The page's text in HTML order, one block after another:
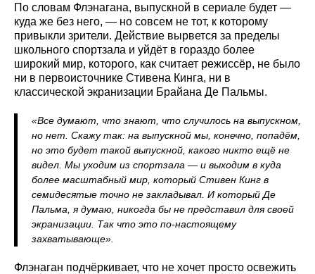
По словам Флэнагана, выпускной в сериале будет —
куда же без него, — но совсем не тот, к которому
привыкли зрители. Действие вырвется за пределы
школьного спортзала и уйдёт в гораздо более
широкий мир, которого, как считает режиссёр, не было
ни в первоисточнике Стивена Кинга, ни в
классической экранизации Брайана Де Пальмы.
«Все думают, что знают, что случилось на выпускном,
но нет. Скажу так: на выпускной мы, конечно, попадём,
но это будет такой выпускной, какого никто ещё не
видел. Мы уходим из спортзала — и выходим в куда
более масштабный мир, который Стивен Кинг в
семидесятые точно не закладывал. И который Де
Пальма, я думаю, никогда бы не представил для своей
экранизации. Так что это по-настоящему
захватывающе».
Флэнаган подчёркивает, что не хочет просто освежить